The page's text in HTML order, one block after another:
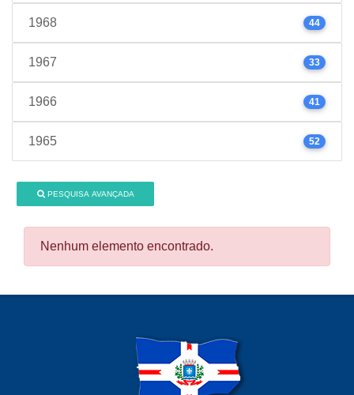
1968 44
1967 33
1966 41
1965 52
PESQUISA AVANÇADA
Nenhum elemento encontrado.